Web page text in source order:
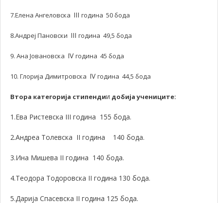
7.Елена Ангеловска III година 50 бода
8.Андреј Пановски III година 49,5 бода
9. Ана Јовановска IVгодина 45 бода
10. Глорија Димитровска IVгодина 44,5 бода
Втора категорија стипендии добија учениците:
1.Ева Ристевска III година 155 бода.
2.Андреа Толевска II година 140 бода.
3.Ина Мишева II година 140 бода.
4.Теодора Тодоровска II година 130 бода.
5.Дарија Спасевска II година 125 бода.